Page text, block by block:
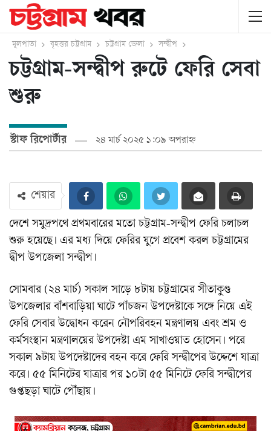
মূলপাতা বৃহত্তর চট্টগ্রাম চট্টগ্রাম জেলা সন্দ্বীপ
চট্টগ্রাম-সন্দ্বীপ রুটে ফেরি সেবা
শুরু
স্টাফ রিপোর্টার ২৪ মার্চ ২০২৫ ১:০৯ অপরাহ্ন
শেয়ার
দেশে সমুদ্রপথে প্রথমবারের মতো চট্টগ্রাম-সন্দ্বীপ ফেরি চলাচল
শুরু হয়েছে। এর মধ্য দিয়ে ফেরির যুগে প্রবেশ করল চট্টগ্রামের
দ্বীপ উপজেলা সন্দ্বীপ।
সোমবার (২৪ মার্চ) সকাল সাড়ে ৮টায় চট্টগ্রামের সীতাকুণ্ড
উপজেলার বাঁশবাড়িয়া ঘাটে পাঁচজন উপদেষ্টাকে সঙ্গে নিয়ে এই
ফেরি সেবার উদ্বোধন করেন নৌপরিবহন মন্ত্রণালয় এবং শ্রম ও
কর্মসংস্থান মন্ত্রণালয়ের উপদেষ্টা এম সাখাওয়াত হোসেন। পরে
সকাল ৯টায় উপদেষ্টাদের বহন করে ফেরি সন্দ্বীপের উদ্দেশে যাত্রা
করে। ৫৫ মিনিটের যাত্রার পর ১০টা ৫৫ মিনিটে ফেরি সন্দ্বীপের
গুপ্তছড়া ঘাটে পৌঁছায়।